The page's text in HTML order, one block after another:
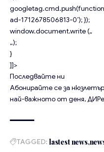
ad-1712678506813-0’); });
window.document.write („
„);
}
]]>
Последвайте ни
Абонирайте се за
най-важното от деня,
TAGGED: lastest news